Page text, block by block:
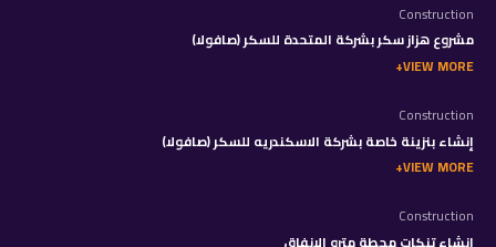
Construction
مشروع هزاز سكر بشركة المتحدة للسكر (صافولا)
VIEW MORE
Construction
إنشاء بنزينة خاصة بشركة الاسكندريه للسكر (صافولا)
VIEW MORE
Construction